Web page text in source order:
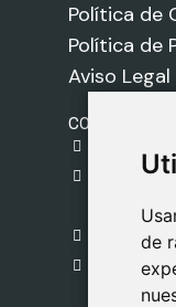
de
de
Política de
Política de
Aviso Legal
CONTACTO
C. del
Madrid
918 459
Lunes a
09:00 -